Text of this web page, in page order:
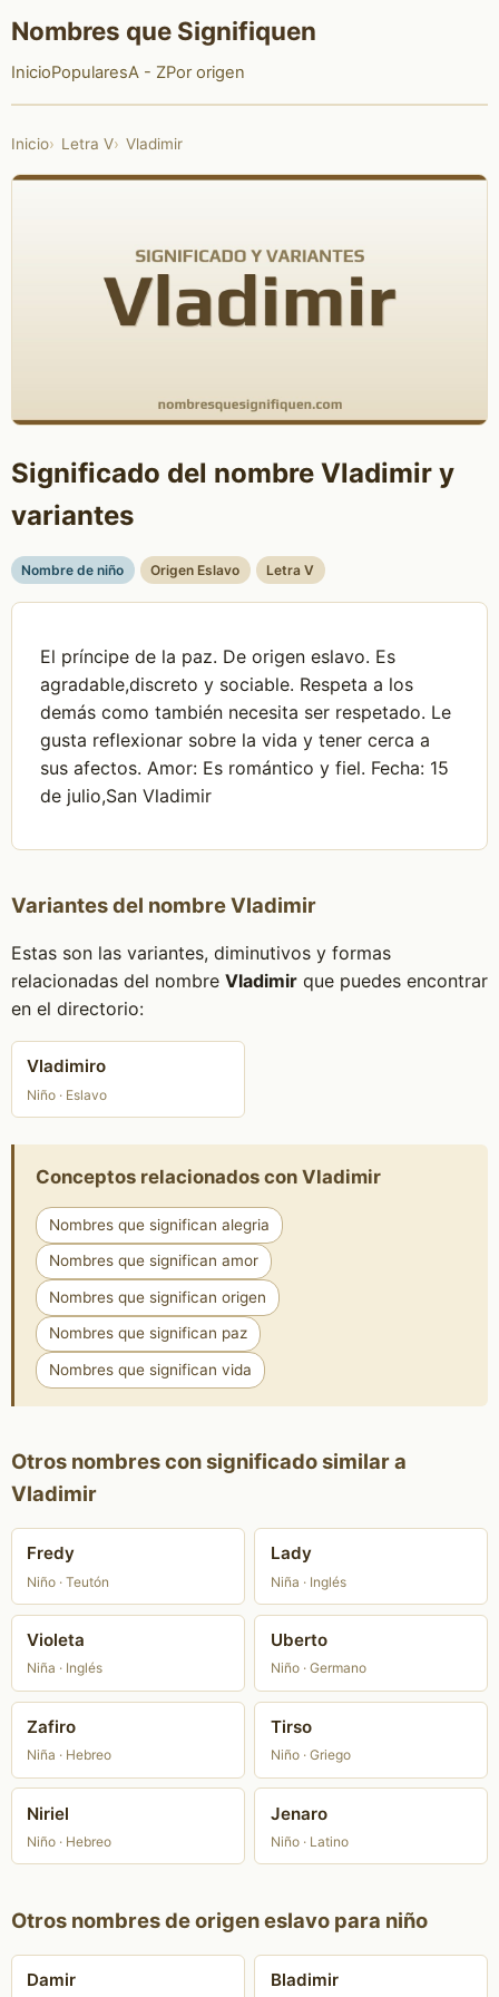
Nombres que Signifiquen
InicioPopularesA - ZPor origen
Inicio Letra V Vladimir
Significado del nombre Vladimir y
variantes
Nombre de niño Origen Eslavo Letra V
El príncipe de la paz. De origen eslavo. Es
agradable,discreto y sociable. Respeta a los
demás como también necesita ser respetado. Le
gusta reflexionar sobre la vida y tener cerca a
sus afectos. Amor: Es romántico y fiel. Fecha: 15
de julio,San Vladimir
Variantes del nombre Vladimir
Estas son las variantes, diminutivos y formas
relacionadas del nombre Vladimirque puedes encontrar
en el directorio:
Vladimiro
Niño · Eslavo
Conceptos relacionados con Vladimir
Nombres que significan alegria
Nombres que significan amor
Nombres que significan origen
Nombres que significan paz
Nombres que significan vida
Otros nombres con significado similar a
Vladimir
Fredy
Niño · Teutón
Lady
Niña · Inglés
Violeta
Niña · Inglés
Uberto
Niño · Germano
Zafiro
Niña · Hebreo
Tirso
Niño · Griego
Niriel
Niño · Hebreo
Jenaro
Niño · Latino
Otros nombres de origen eslavo para niño
Damir Bladimir